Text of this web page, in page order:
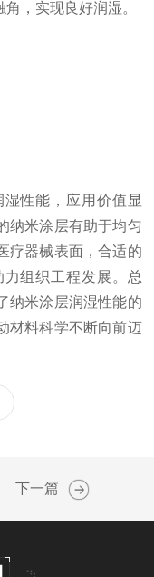
，实现良好润湿。
性能，应用价值显
纳米涂层有助于均匀
疗器械表面，合适的
组织工程发展。总
纳米涂层润湿性能的
材料科学不断向前迈
下一篇